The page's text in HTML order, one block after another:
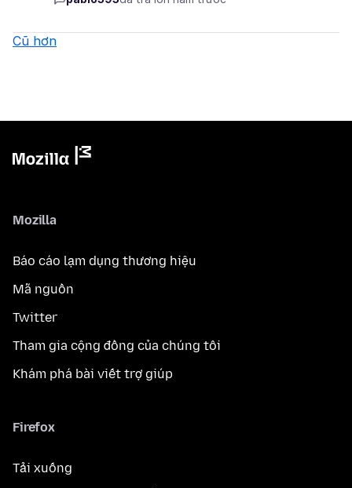
Cũ hơn
Mozilla
Báo cáo lạm dụng thương hiệu
Mã nguồn
Twitter
Tham gia cộng đồng của chúng tôi
Khám phá bài viết trợ giúp
Firefox
Tải xuống